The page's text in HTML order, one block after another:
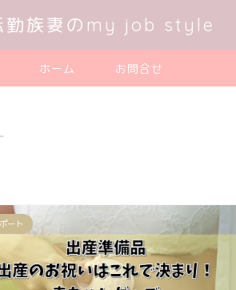
勤族妻のmy job style
ホーム お問合せ
ート